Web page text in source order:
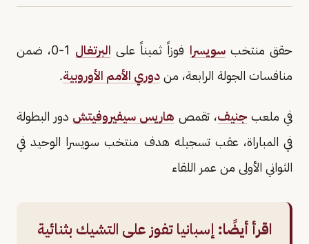
حقق منتخبسويسرا فوزاً ثميناً على البرتغال
1-0، ضمن
منافسات الجولة الرابعة، من دوري الأمم الأوروبية.
في ملعب جنيف، تقمص هاريس سيفيروفيتش دور البطولة
في المباراة، عقب تسجيله هدف منتخب سويسرا الوحيد في
الثواني الأولى من عمر اللقاء
اقرأ أيضًا: إسبانيا تفوز على التشيك بثنائية